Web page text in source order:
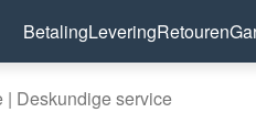
BetalingLeveringRetouren
| Deskundige service